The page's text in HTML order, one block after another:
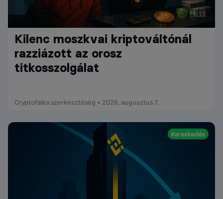
Kilenc moszkvai kriptováltónál
razziázott az orosz
titkosszolgálat
Cryptofalka szerkesztőség • 2026. augusztus 7.
Kereskedés